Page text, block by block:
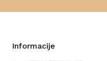
Informacije